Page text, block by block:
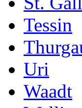
Tessin
Uri
Waadt